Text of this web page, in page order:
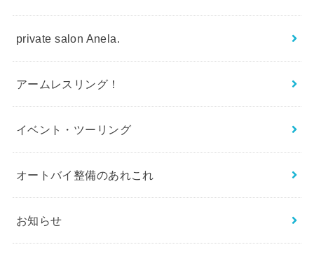
private salon Anela.
アームレスリング！
イベント・ツーリング
オートバイ整備のあれこれ
お知らせ